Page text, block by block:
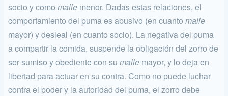
socio y como malle menor. Dadas estas relaciones, el
comportamiento del puma es abusivo (en cuanto malle
mayor) y desleal (en cuanto socio). La negativa del puma
a compartir la comida, suspende la obligación del zorro de
ser sumiso y obediente con su malle mayor, y lo deja en
libertad para actuar en su contra. Como no puede luchar
contra el poder y la autoridad del puma, el zorro debe